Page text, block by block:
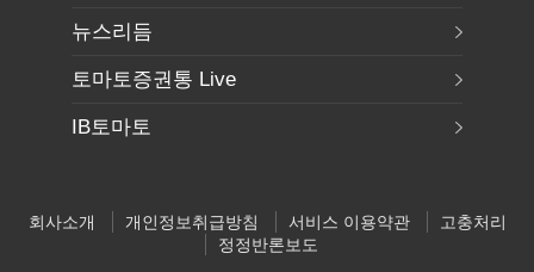
뉴스리듬
토마토증권통 Live
IB토마토
회사소개 개인정보취급방침 서비스 이용약관
고충처리
정정반론보도